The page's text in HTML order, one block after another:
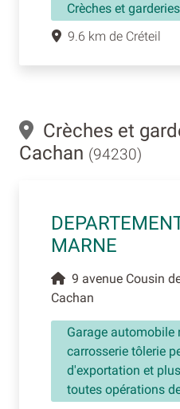
Crèches et
9.6 km de Créteil
Crèches et
Cachan (94230)
MARNE
9 avenue Cousin
Cachan
Garage automobile
carrosserie tôlerie
d'exportation et
toutes opérations